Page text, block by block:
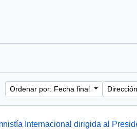
Ordenar por: Fecha final